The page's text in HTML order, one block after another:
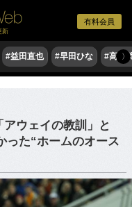
有料会員
新
#益田直也 #早田ひな #高木
〉
ウェイの教訓」と
た“ホームのオース